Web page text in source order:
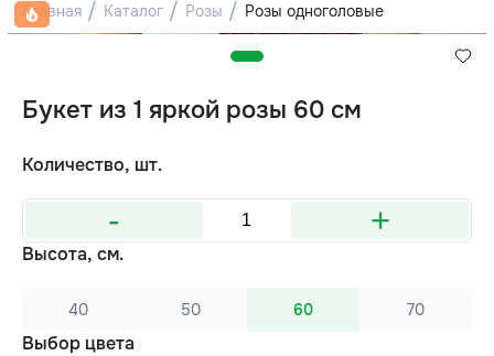
Главная Каталог Розы Розы одноголовые
Букет из 1 яркой розы 60 см
Количество, шт.
- +
Высота, см.
40 50 60 70
Выбор цвета